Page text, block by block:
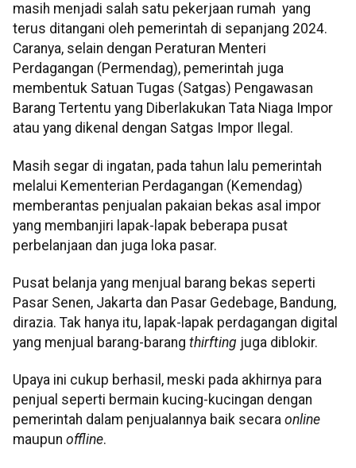
masih menjadi salah satu pekerjaan rumah yang
terus ditangani oleh pemerintah di sepanjang 2024.
Caranya, selain dengan Peraturan Menteri
Perdagangan (Permendag), pemerintah juga
membentuk Satuan Tugas (Satgas) Pengawasan
Barang Tertentu yang Diberlakukan Tata Niaga Impor
atau yang dikenal dengan Satgas Impor Ilegal.
Masih segar di ingatan, pada tahun lalu pemerintah
melalui Kementerian Perdagangan (Kemendag)
memberantas penjualan pakaian bekas asal impor
yang membanjiri lapak-lapak beberapa pusat
perbelanjaan dan juga loka pasar.
Pusat belanja yang menjual barang bekas seperti
Pasar Senen, Jakarta dan Pasar Gedebage, Bandung,
dirazia. Tak hanya itu, lapak-lapak perdagangan digital
yang menjual barang-barang thirfting juga diblokir.
Upaya ini cukup berhasil, meski pada akhirnya para
penjual seperti bermain kucing-kucingan dengan
pemerintah dalam penjualannya baik secara online
maupun offline.